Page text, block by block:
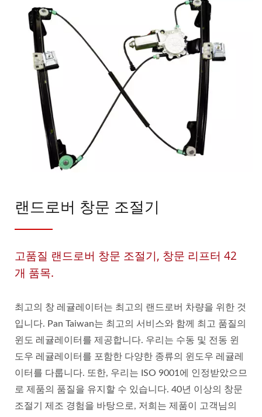
랜드로버 창문 조절기
고품질 랜드로버 창문 조절기, 창문 리프터 42
개 품목.
최고의 창 레귤레이터는 최고의 랜드로버 차량을 위한 것
입니다. Pan Taiwan는 최고의 서비스와 함께 최고 품질의
윈도 레귤레이터를 제공합니다. 우리는 수동 및 전동 윈
도우 레귤레이터를 포함한 다양한 종류의 윈도우 레귤레
이터를 다룹니다. 또한, 우리는 ISO 9001에 인정받았으므
로 제품의 품질을 유지할 수 있습니다. 40년 이상의 창문
조절기 제조 경험을 바탕으로, 저희는 제품이 고객님의